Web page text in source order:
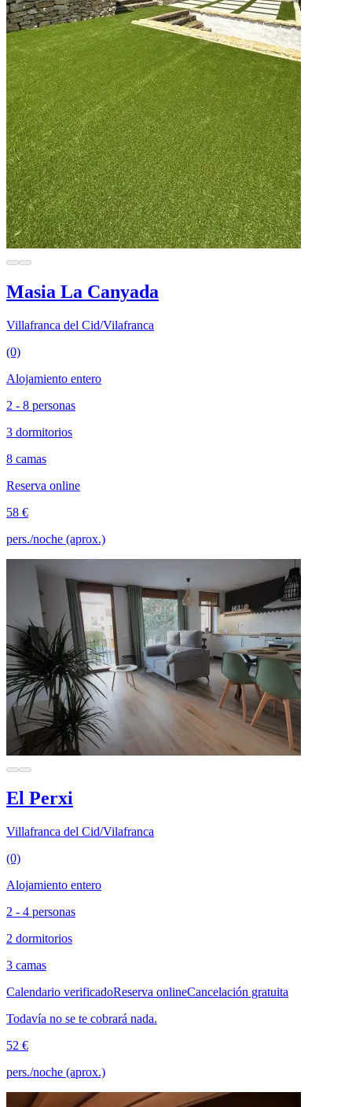
Masia La Canyada
Villafranca del Cid/Vilafranca
(0)
Alojamiento entero
2 - 8 personas
3 dormitorios
8 camas
Reserva online
58 €
pers./noche (aprox.)
El Perxi
Villafranca del Cid/Vilafranca
(0)
Alojamiento entero
2 - 4 personas
2 dormitorios
3 camas
Calendario verificadoReserva onlineCancelación gratuita
Todavía no se te cobrará nada.
52 €
pers./noche (aprox.)